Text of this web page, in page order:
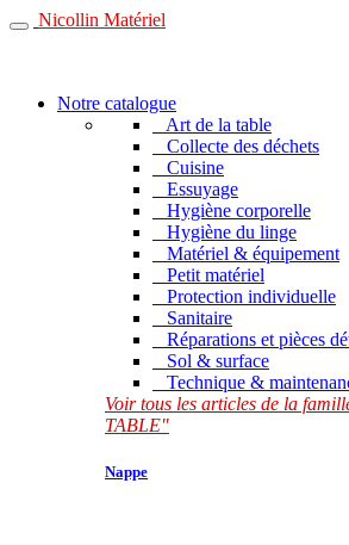
Nicollin Matériel
Notre catalogue
Art de la table
Collecte des déchets
Cuisine
Essuyage
Hygiène corporelle
Hygiène du linge
Matériel & équipement
Petit matériel
Protection individuelle
Sanitaire
Réparations et pièces
Sol & surface
Technique &
Voir tous les articles de la
TABLE"
Nappe